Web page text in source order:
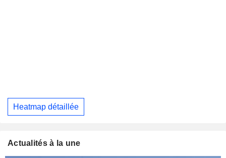
Heatmap détaillée
Actualités à la une